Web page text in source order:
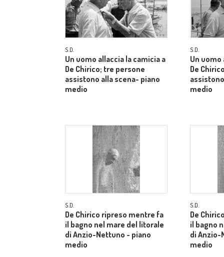
S.D.
Un uomo allaccia la camicia a
De Chirico; tre persone
assistono alla scena- piano
medio
S.D.
Un uomo
De
medio
S.D.
De Chirico ripreso mentre fa
il bagno nel mare del litorale
di Anzio-Nettuno - piano
medio
S.D.
De
il bagno
di Anzio-
medio